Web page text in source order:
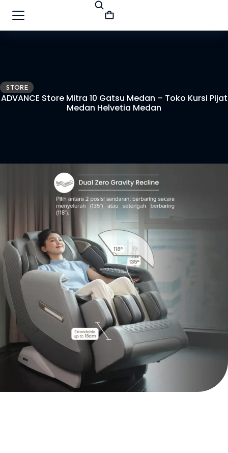
STORE
ADVANCE Store Mitra 10 Gatsu Medan – Toko Kursi Pijat
Medan Helvetia Medan